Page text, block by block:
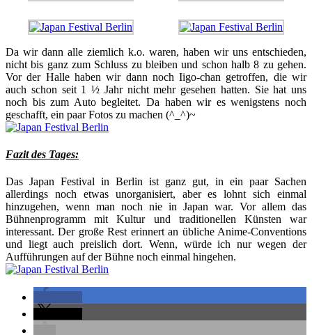
Da wir dann alle ziemlich k.o. waren, haben wir uns entschieden,
nicht bis ganz zum Schluss zu bleiben und schon halb 8 zu gehen.
Vor der Halle haben wir dann noch Iigo-chan getroffen, die wir
auch schon seit 1 ½ Jahr nicht mehr gesehen hatten. Sie hat uns
noch bis zum Auto begleitet. Da haben wir es wenigstens noch
geschafft, ein paar Fotos zu machen (^_^)~
Fazit des Tages:
Das Japan Festival in Berlin ist ganz gut, in ein paar Sachen
allerdings noch etwas unorganisiert, aber es lohnt sich einmal
hinzugehen, wenn man noch nie in Japan war. Vor allem das
Bühnenprogramm mit Kultur und traditionellen Künsten war
interessant. Der große Rest erinnert an übliche Anime-Conventions
und liegt auch preislich dort. Wenn, würde ich nur wegen der
Aufführungen auf der Bühne noch einmal hingehen.